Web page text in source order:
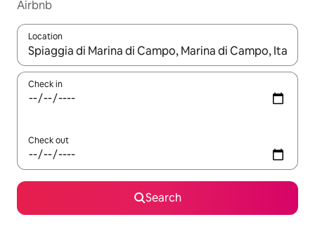
Airbnb
Location
When results are available, navigate with up and down arrow
Check in
Check out
Search